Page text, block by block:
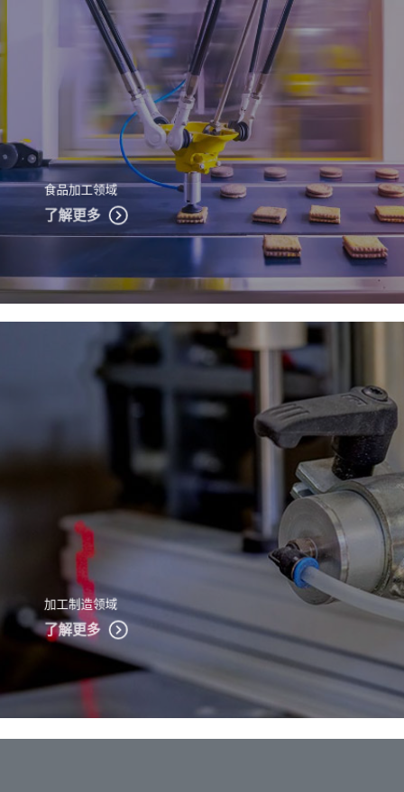
食品加工领域
了解更多
加工制造领域
了解更多